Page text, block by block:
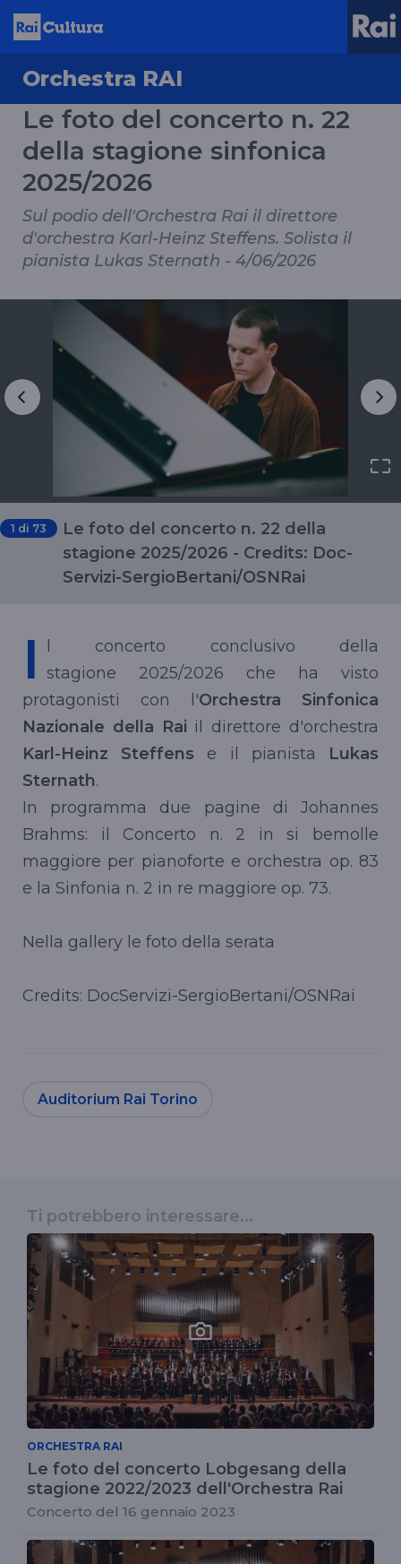
Orchestra RAI
Le foto del concerto n. 22
della stagione sinfonica
2025/2026
Sul podio dell'Orchestra Rai il direttore
d'orchestra Karl-Heinz Steffens. Solista il
pianista Lukas Sternath - 4/06/2026
1 di 73
Le foto del concerto n. 22 della
stagione 2025/2026 - Credits: Doc-
Servizi-SergioBertani/OSNRai
I
l concerto conclusivo della
stagione 2025/2026 che ha visto
protagonisti con l'Orchestra Sinfonica
Nazionale della Raiil direttore d'orchestra
Karl-Heinz Steffens e il pianista Lukas
Sternath.
In programma due pagine di Johannes
Brahms: il Concerto n. 2 in si bemolle
maggiore per pianoforte e orchestra op. 83
e la Sinfonia n. 2 in re maggiore op. 73.
Nella gallery le foto della serata
Credits: DocServizi-SergioBertani/OSNRai
Auditorium Rai Torino
Ti potrebbero interessare...
ORCHESTRA RAI
Le foto del concerto Lobgesang della
stagione 2022/2023 dell'Orchestra Rai
Concerto del 16 gennaio 2023